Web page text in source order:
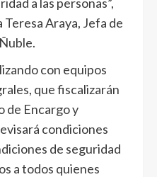
Araya, Jefa de
con equipos
que fiscalizarán
de Encargo y
condiciones
de seguridad
a todos quienes